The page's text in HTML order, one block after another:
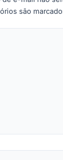
são